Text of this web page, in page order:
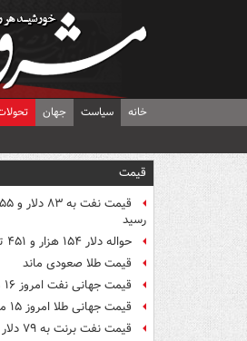
خانه سیاست جهان
قیمت
رسید
حواله دلار ۱۵۴ هزار و ۴۵۱ تومان شد
قیمت طلا صعودی ماند
قیمت جهانی نفت امروز ۱۶ مرداد
قیمت جهانی طلا امروز ۱۵ مرداد
قیمت نفت برنت به ۷۹ دلار رسید